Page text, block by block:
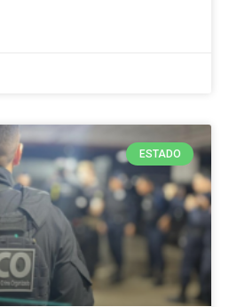
ESTADO